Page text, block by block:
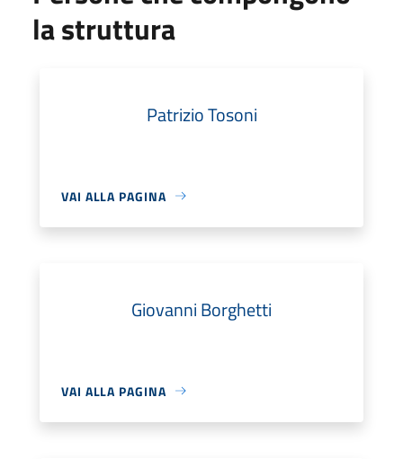
la struttura
Patrizio Tosoni
VAI ALLA PAGINA
Giovanni Borghetti
VAI ALLA PAGINA